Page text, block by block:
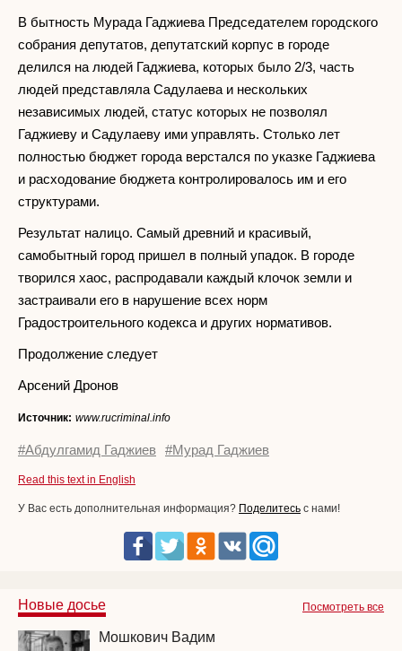
В бытность Мурада Гаджиева Председателем городского
собрания депутатов, депутатский корпус в городе
делился на людей Гаджиева, которых было 2/3, часть
людей представляла Садулаева и нескольких
независимых людей, статус которых не позволял
Гаджиеву и Садулаеву ими управлять. Столько лет
полностью бюджет города верстался по указке Гаджиева
и расходование бюджета контролировалось им и его
структурами.
Результат налицо. Самый древний и красивый,
самобытный город пришел в полный упадок. В городе
творился хаос, распродавали каждый клочок земли и
застраивали его в нарушение всех норм
Градостроительного кодекса и других нормативов.
Продолжение следует
Арсений Дронов
Источник: www.rucriminal.info
#Абдулгамид Гаджиев #Мурад Гаджиев
Read this text in English
У Вас есть дополнительная информация? Поделитесь с нами!
Посмотреть все
Новые досье
Мошкович Вадим